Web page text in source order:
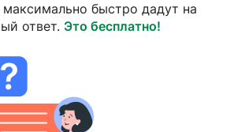
быстро дадут на
ответ. Это бесплатно!